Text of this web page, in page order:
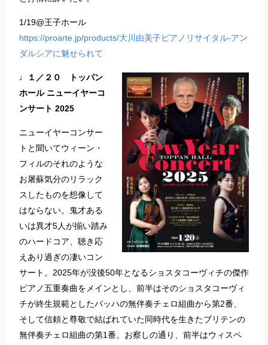
1/19@王子ホール
https://proarte.jp/products/大川由美子ピアノリサイタル-アン
ダルシアに魅せられて
♩１／２０ トッパン
ホール ニューイヤーコ
ンサート 2025
ニューイヤーコンサー
トと聞いてウィーン・
フィルのそれのような
お屠蘇気分のリラック
スしたものを想像して
はならない。鬼才ある
いは異才5人が揃い踏み
のハードコア、聴き応
えあり過ぎの凄いコン
サート。2025年が没後50年となるショスタコーヴィチの傑作
ピアノ五重奏曲をメインとし、前半はそのショスタコーヴィ
チが終生規範としたバッハの無伴奏チェロ組曲から第2番、
そして信頼と尊敬で結ばれていた同時代を生きたブリテンの
無伴奏チェロ組曲の第1番。お察しの通り、前半はウィスペ